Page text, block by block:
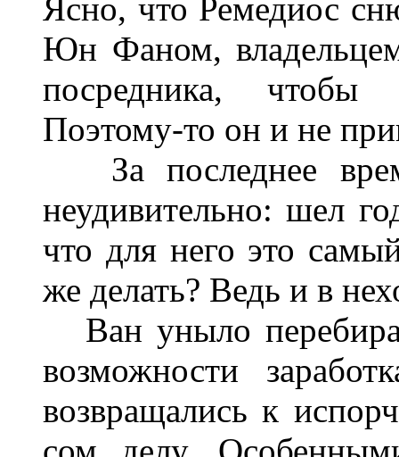
Ясно, что Ремедиос
Юн Фаном,
посредника, чтобы
Поэтому-то он и не
За последнее
неудивительно: шел
что для него это
же делать? Ведь и в
Ван уныло
возможности
возвращались к